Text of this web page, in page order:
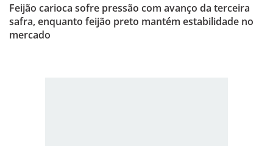
Feijão carioca sofre pressão com avanço da terceira
safra, enquanto feijão preto mantém estabilidade no
mercado